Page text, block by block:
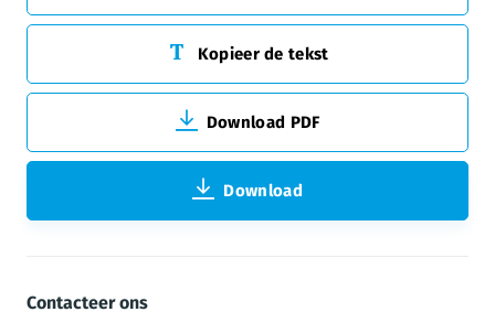
Kopieer de tekst
Download PDF
Download
Contacteer ons